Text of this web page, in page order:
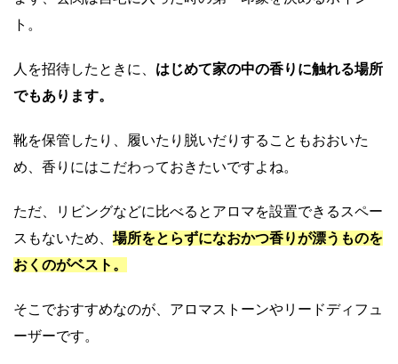
ト。
人を招待したときに、 はじめて家の中の香りに触れる場所
でもあります。
靴を保管したり、履いたり脱いだりすることもおおいた
め、香りにはこだわっておきたいですよね。
ただ、リビングなどに比べるとアロマを設置できるスペー
スもないため、 場所をとらずになおかつ香りが漂うものを
おくのがベスト。
そこでおすすめなのが、アロマストーンやリードディフュ
ーザーです。